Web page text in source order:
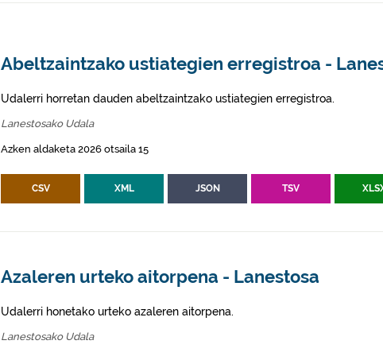
Abeltzaintzako ustiategien erregistroa -
Udalerri horretan dauden abeltzaintzako ustiategien erregistroa.
Lanestosako Udala
Azken aldaketa 2026 otsaila 15
CSV XML JSON TSV
Azaleren urteko aitorpena - Lanestosa
Udalerri honetako urteko azaleren aitorpena.
Lanestosako Udala